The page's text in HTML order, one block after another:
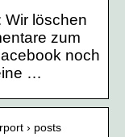
Wir löschen
zum
noch
…
› posts